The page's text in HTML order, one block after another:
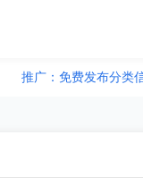
推广：免费发布分类